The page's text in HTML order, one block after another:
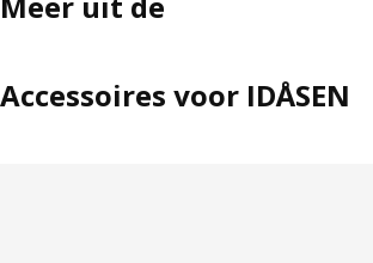
Accessoires voor IDÅSEN